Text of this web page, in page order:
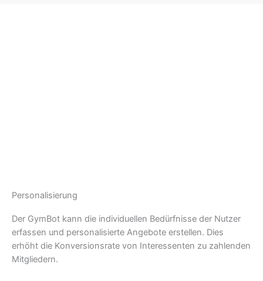
Personalisierung
Der GymBot kann die individuellen Bedürfnisse der Nutzer
erfassen und personalisierte Angebote erstellen. Dies
erhöht die Konversionsrate von Interessenten zu zahlenden
Mitgliedern.